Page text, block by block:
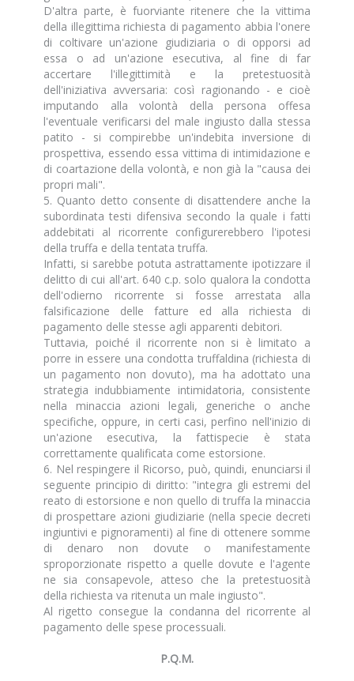
D'altra parte, è fuorviante ritenere che la vittima
della illegittima richiesta di pagamento abbia l'onere
di coltivare un'azione giudiziaria o di opporsi ad
essa o ad un'azione esecutiva, al fine di far
accertare l'illegittimità e la pretestuosità
dell'iniziativa avversaria: così ragionando - e cioè
imputando alla volontà della persona offesa
l'eventuale verificarsi del male ingiusto dalla stessa
patito - si compirebbe un'indebita inversione di
prospettiva, essendo essa vittima di intimidazione e
di coartazione della volontà, e non già la "causa dei
propri mali".
5. Quanto detto consente di disattendere anche la
subordinata testi difensiva secondo la quale i fatti
addebitati al ricorrente configurerebbero l'ipotesi
della truffa e della tentata truffa.
Infatti, si sarebbe potuta astrattamente ipotizzare il
delitto di cui all'art. 640 c.p. solo qualora la condotta
dell'odierno ricorrente si fosse arrestata alla
falsificazione delle fatture ed alla richiesta di
pagamento delle stesse agli apparenti debitori.
Tuttavia, poiché il ricorrente non si è limitato a
porre in essere una condotta truffaldina (richiesta di
un pagamento non dovuto), ma ha adottato una
strategia indubbiamente intimidatoria, consistente
nella minaccia azioni legali, generiche o anche
specifiche, oppure, in certi casi, perfino nell'inizio di
un'azione esecutiva, la fattispecie è stata
correttamente qualificata come estorsione.
6. Nel respingere il Ricorso, può, quindi, enunciarsi il
seguente principio di diritto: "integra gli estremi del
reato di estorsione e non quello di truffa la minaccia
di prospettare azioni giudiziarie (nella specie decreti
ingiuntivi e pignoramenti) al fine di ottenere somme
di denaro non dovute o manifestamente
sproporzionate rispetto a quelle dovute e l'agente
ne sia consapevole, atteso che la pretestuosità
della richiesta va ritenuta un male ingiusto".
Al rigetto consegue la condanna del ricorrente al
pagamento delle spese processuali.
P.Q.M.